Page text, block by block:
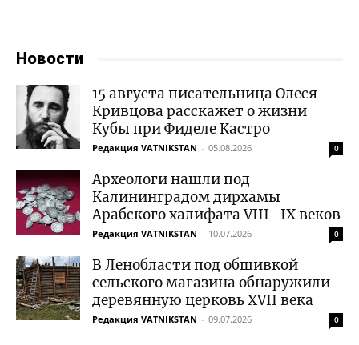
Новости
15 августа писательница Олеся
Кривцова расскажет о жизни
Кубы при Фиделе Кастро
Редакция VATNIKSTAN - 05.08.2026 0
Археологи нашли под
Калининградом дирхамы
Арабского халифата VIII–IX веков
Редакция VATNIKSTAN - 10.07.2026 0
В Ленобласти под обшивкой
сельского магазина обнаружили
деревянную церковь XVII века
Редакция VATNIKSTAN - 09.07.2026 0